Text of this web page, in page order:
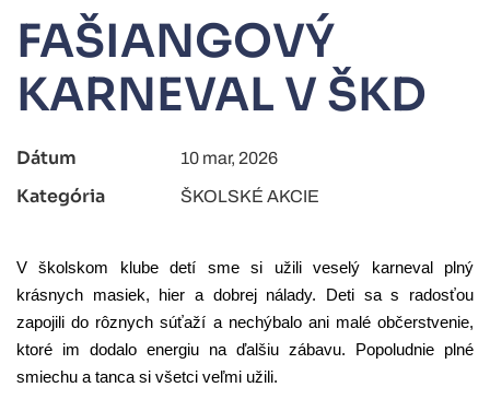
FAŠIANGOVÝ
KARNEVAL V ŠKD
Dátum 10 mar, 2026
Kategória ŠKOLSKÉ AKCIE
V školskom klube detí sme si užili veselý karneval plný
krásnych masiek, hier a dobrej nálady. Deti sa s radosťou
zapojili do rôznych súťaží a nechýbalo ani malé občerstvenie,
ktoré im dodalo energiu na ďalšiu zábavu. Popoludnie plné
smiechu a tanca si všetci veľmi užili.